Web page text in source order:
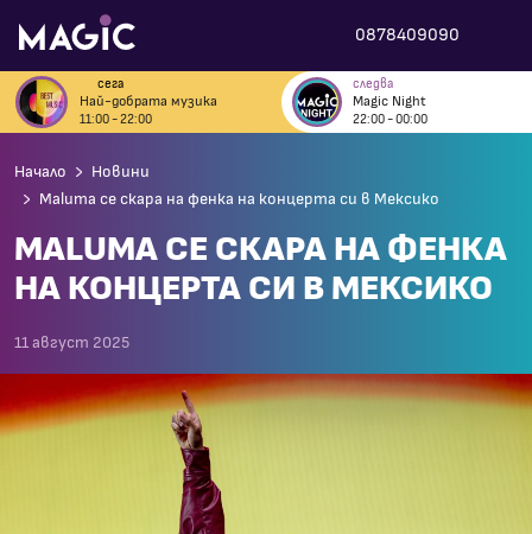
0878409090
сега
Най-добрата музика
11:00 - 22:00
следва
Magic Night
22:00 - 00:00
Начало
Новини
Maluma се скара на фенка на концерта си в Мексико
MALUMA СЕ СКАРА НА ФЕНКА
НА КОНЦЕРТА СИ В МЕКСИКО
11 август 2025